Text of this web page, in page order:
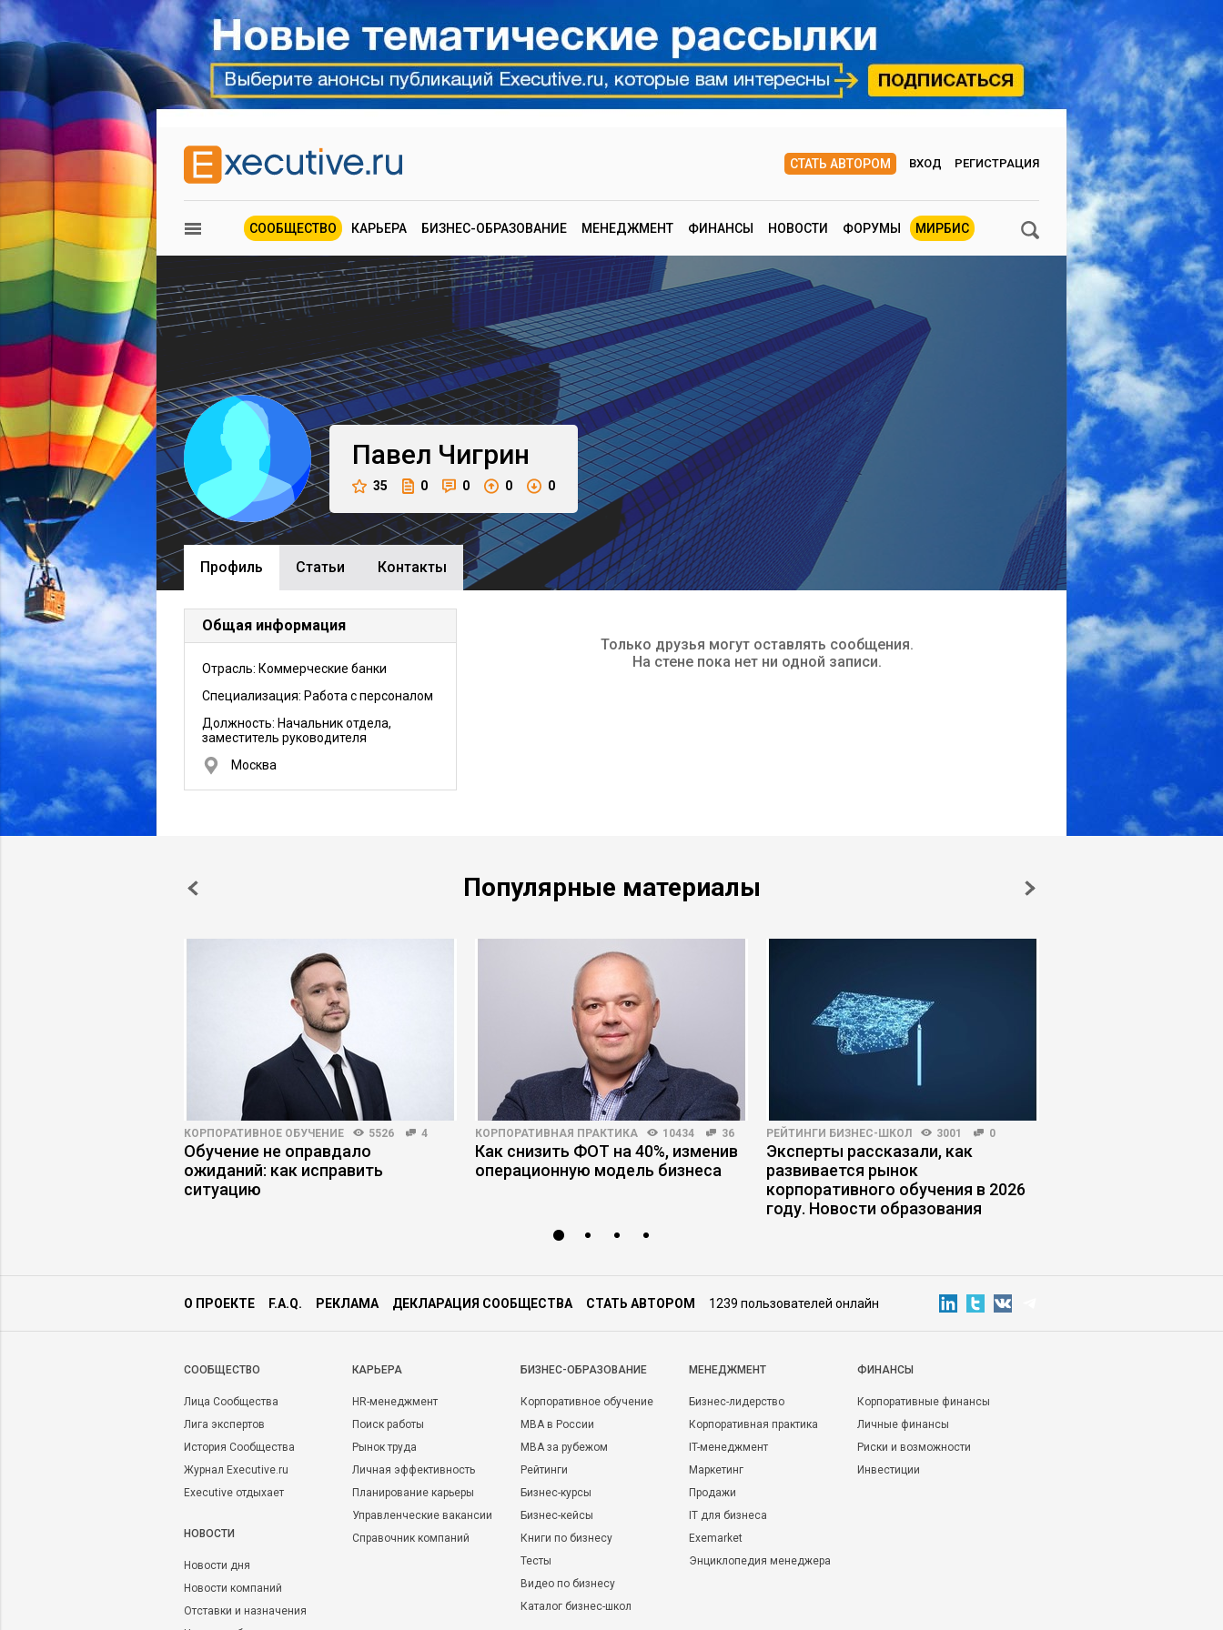
СТАТЬ АВТОРОМ ВХОД РЕГИСТРАЦИЯ
СООБЩЕСТВО КАРЬЕРА БИЗНЕС-ОБРАЗОВАНИЕ МЕНЕДЖМЕНТ ФИНАНСЫ НОВОСТИ ФОРУМЫ МИРБИС
Павел Чигрин
35 0 0 0 0
Профиль Cтатьи Контакты
Общая информация
Отрасль: Коммерческие банки
Специализация: Работа с персоналом
Должность: Начальник отдела,
заместитель руководителя
Москва
Только друзья могут оставлять сообщения.
На стене пока нет ни одной записи.
Популярные материалы
КОРПОРАТИВНОЕ ОБУЧЕНИЕ 5526 4
Обучение не оправдало
ожиданий: как исправить
ситуацию
КОРПОРАТИВНАЯ ПРАКТИКА 10434 36
Как снизить ФОТ на 40%, изменив
операционную модель бизнеса
РЕЙТИНГИ БИЗНЕС-ШКОЛ 3001 0
Эксперты рассказали, как
развивается рынок
корпоративного обучения в 2026
году. Новости образования
О ПРОЕКТЕ F.A.Q. РЕКЛАМА ДЕКЛАРАЦИЯ СООБЩЕСТВА СТАТЬ АВТОРОМ 1239 пользователей онлайн
CООБЩЕСТВО
Лица Сообщества
Лига экспертов
История Сообщества
Журнал Executive.ru
Executive отдыхает
НОВОСТИ
Новости дня
Новости компаний
Отставки и назначения
КАРЬЕРА
HR-менеджмент
Поиск работы
Рынок труда
Личная эффективность
Планирование карьеры
Управленческие вакансии
Справочник компаний
БИЗНЕС-ОБРАЗОВАНИЕ
Корпоративное обучение
MBA в России
MBA за рубежом
Рейтинги
Бизнес-курсы
Бизнес-кейсы
Книги по бизнесу
Тесты
Видео по бизнесу
Каталог бизнес-школ
МЕНЕДЖМЕНТ
Бизнес-лидерство
Корпоративная практика
IT-менеджмент
Маркетинг
Продажи
IT для бизнеса
Exemarket
Энциклопедия менеджера
ФИНАНСЫ
Корпоративные финансы
Личные финансы
Риски и возможности
Инвестиции